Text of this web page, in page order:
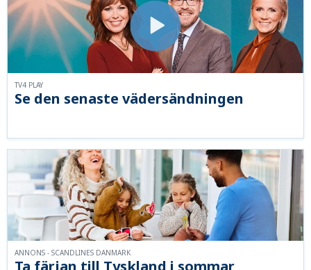
Se den senaste vädersändningen
TV4 PLAY
ANNONS - SCANDLINES DANMARK